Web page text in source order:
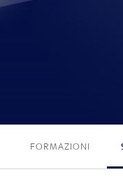
FORMAZIONI